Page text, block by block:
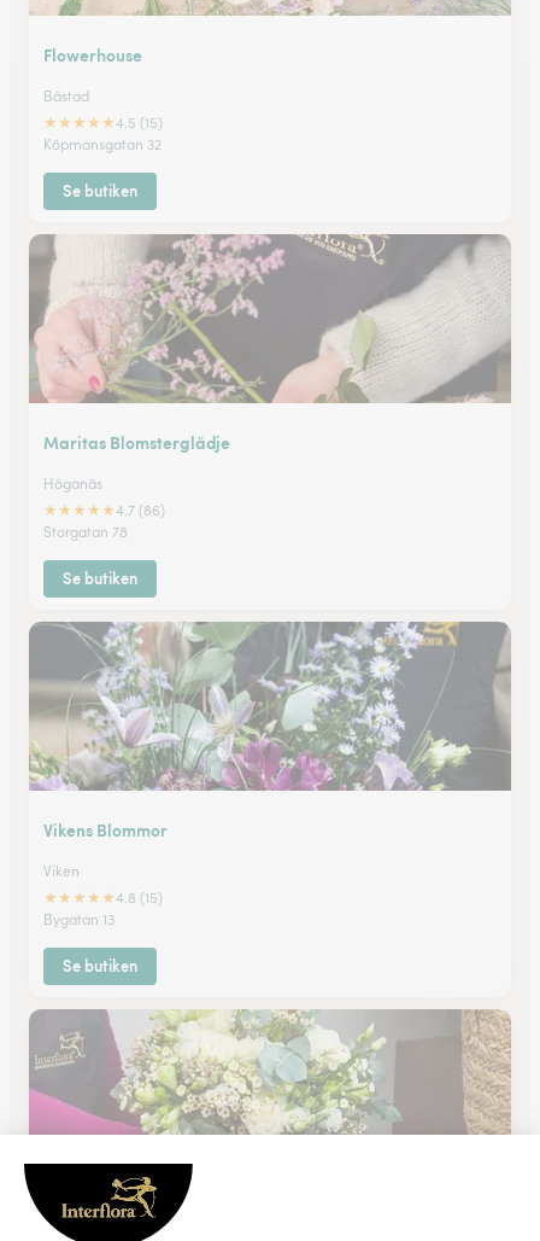
Flowerhouse
Båstad
★★★★★4.5 (15)
Köpmansgatan 32
Se butiken
Maritas Blomsterglädje
Höganäs
★★★★★4.7 (86)
Storgatan 78
Se butiken
Vikens Blommor
Viken
★★★★★4.8 (15)
Bygatan 13
Se butiken
Blomsterboden i Skottorp